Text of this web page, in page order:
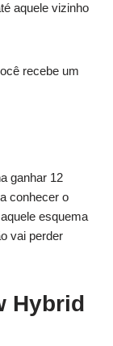
aquele vizinho
recebe um
ganhar 12
conhecer o
esquema
vai perder
Hybrid